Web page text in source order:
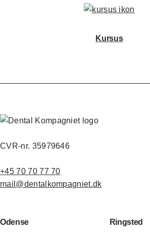
Kursus
CVR-nr. 35979646
+45 70 70 77 70
mail@dentalkompagniet.dk
Odense Ringsted